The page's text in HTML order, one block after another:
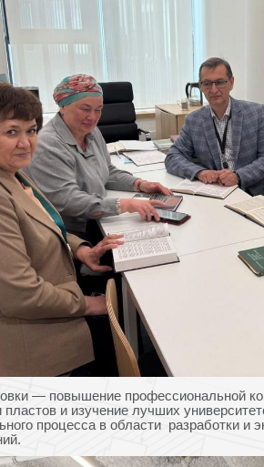
— повышение профессиональной
и изучение лучших
процесса в области разработки и